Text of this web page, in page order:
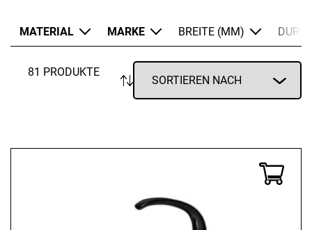
MATERIAL MARKE BREITE (MM)
81 PRODUKTE